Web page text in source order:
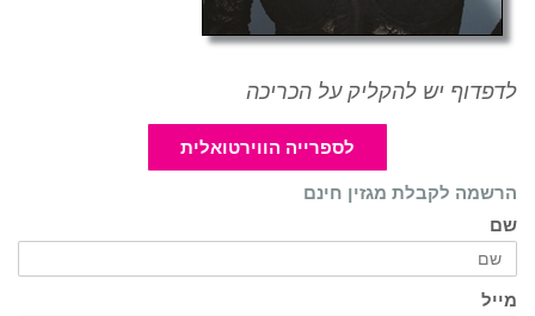
לדפדוף יש להקליק על הכריכה
לספרייה הווירטואלית
הרשמה לקבלת מגזין חינם
שם
מייל